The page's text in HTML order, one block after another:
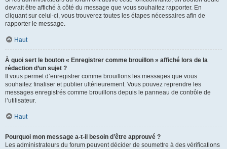
devrait être affiché à côté du message que vous souhaitez rapporter. En
cliquant sur celui-ci, vous trouverez toutes les étapes nécessaires afin de
rapporter le message.
Haut
À quoi sert le bouton « Enregistrer comme brouillon » affiché lors de la
rédaction d’un sujet ?
Il vous permet d’enregistrer comme brouillons les messages que vous
souhaitez finaliser et publier ultérieurement. Vous pouvez reprendre les
messages enregistrés comme brouillons depuis le panneau de contrôle de
l’utilisateur.
Haut
Pourquoi mon message a-t-il besoin d’être approuvé ?
Les administrateurs du forum peuvent décider de soumettre à des vérifications